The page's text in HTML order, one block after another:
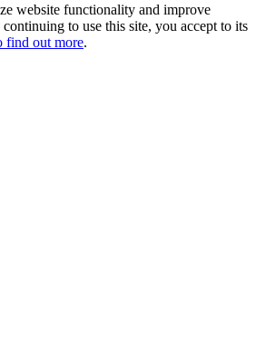
website functionality and improve
to use this site, you accept to its
find out more.